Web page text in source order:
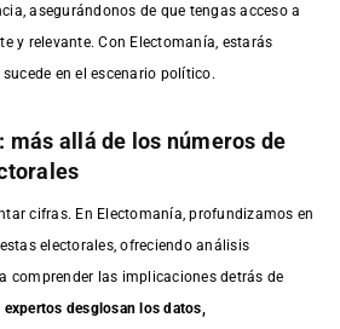
asegurándonos de que tengas acceso a
y relevante. Con Electomanía, estarás
en el escenario político.
allá de los números de
cifras. En Electomanía, profundizamos en
electorales, ofreciendo análisis
comprender las implicaciones detrás de
desglosan los datos,